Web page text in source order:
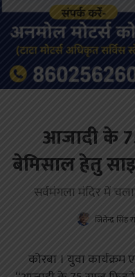
आजादी के
बेमिसाल हेतु
सर्वमंगला मंदिर में
जितेन्द्र सिंह
कोरबा । युवा कार्यक्रम